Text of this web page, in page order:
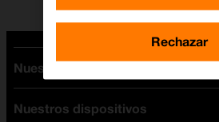
Nuestras tarifas
Tarifas Orange
Nuestros dispositivos
Rechazar